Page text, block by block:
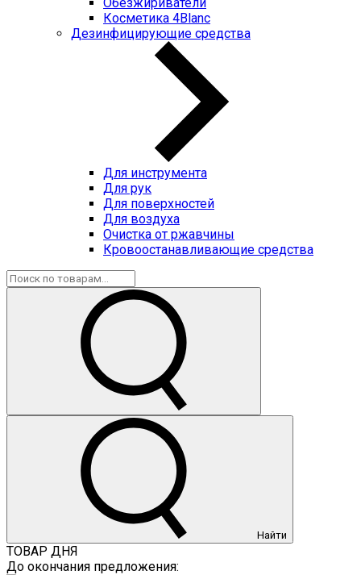
Косметика 4Blanc
Дезинфицирующие средства
Для инструмента
Для рук
Для поверхностей
Для воздуха
Очистка от ржавчины
Кровоостанавливающие средства
Найти
ТОВАР ДНЯ
До окончания предложения: